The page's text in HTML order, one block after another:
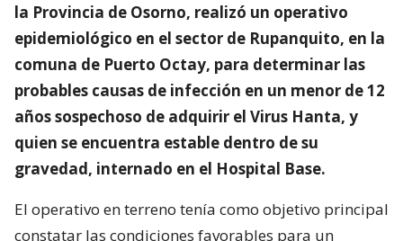
la Provincia de Osorno, realizó un operativo
epidemiológico en el sector de Rupanquito, en la
comuna de Puerto Octay, para determinar las
probables causas de infección en un menor de 12
años sospechoso de adquirir el Virus Hanta, y
quien se encuentra estable dentro de su
gravedad, internado en el Hospital Base.
El operativo en terreno tenía como objetivo principal
constatar las condiciones favorables para un